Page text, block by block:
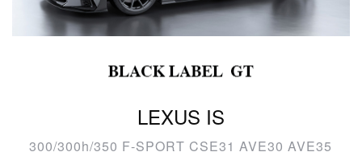
LEXUS IS
300/300h/350 F-SPORT CSE31 AVE30 AVE35